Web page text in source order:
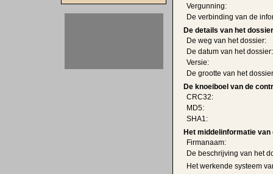
Vergunning:
De verbinding van de
De details van het dossier
De weg van het dossier:
De datum van het dossier:
Versie:
De grootte van het
De knoeiboel van de
CRC32:
MD5:
SHA1:
Het middelinformatie van
Firmanaam:
De beschrijving van het
Het werkende systeem